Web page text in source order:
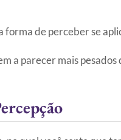
forma de perceber se
a parecer mais